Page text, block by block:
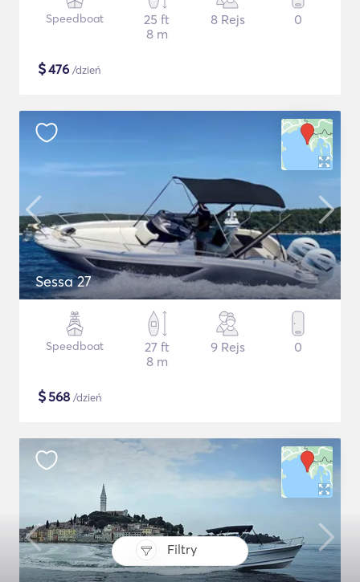
Filtry
Speedboat
25 ft
8 m
8 Rejs 0
$476 /dzień
Sessa 27
Speedboat
27 ft
8 m
9 Rejs 0
$568 /dzień